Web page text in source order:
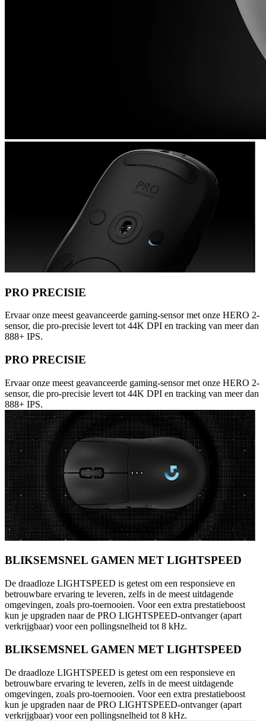
PRO PRECISIE
Ervaar onze meest geavanceerde gaming-sensor met onze HERO 2-
sensor, die pro-precisie levert tot 44K DPI en tracking van meer dan
888+ IPS.
PRO PRECISIE
Ervaar onze meest geavanceerde gaming-sensor met onze HERO 2-
sensor, die pro-precisie levert tot 44K DPI en tracking van meer dan
888+ IPS.
BLIKSEMSNEL GAMEN MET LIGHTSPEED
De draadloze LIGHTSPEED is getest om een responsieve en
betrouwbare ervaring te leveren, zelfs in de meest uitdagende
omgevingen, zoals pro-toernooien. Voor een extra prestatieboost
kun je upgraden naar de PRO LIGHTSPEED-ontvanger (apart
verkrijgbaar) voor een pollingsnelheid tot 8 kHz.
BLIKSEMSNEL GAMEN MET LIGHTSPEED
De draadloze LIGHTSPEED is getest om een responsieve en
betrouwbare ervaring te leveren, zelfs in de meest uitdagende
omgevingen, zoals pro-toernooien. Voor een extra prestatieboost
kun je upgraden naar de PRO LIGHTSPEED-ontvanger (apart
verkrijgbaar) voor een pollingsnelheid tot 8 kHz.